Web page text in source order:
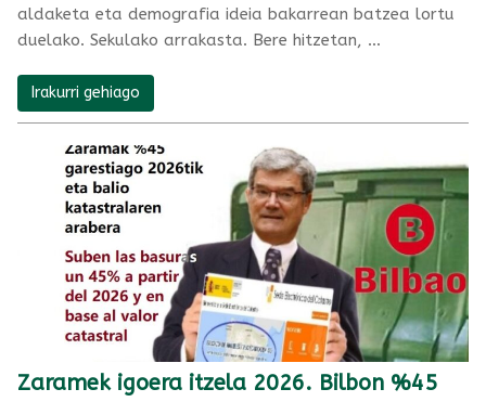
aldaketa eta demografia ideia bakarrean batzea lortu
duelako. Sekulako arrakasta. Bere hitzetan, …
Irakurri gehiago
Zaramek igoera itzela 2026. Bilbon %45